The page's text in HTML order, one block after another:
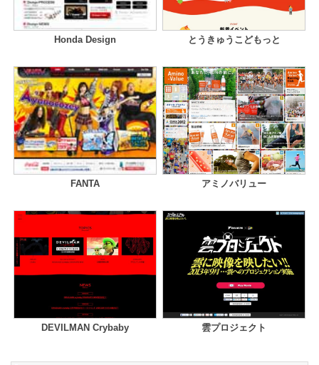
Honda Design とうきゅうこどもっと
FANTA アミノバリュー
DEVILMAN Crybaby 雲プロジェクト